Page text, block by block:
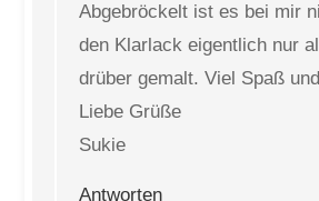
Abgebröckelt ist es bei mir
den Klarlack eigentlich nur
drüber gemalt. Viel Spaß
Liebe Grüße
Sukie
Antworten